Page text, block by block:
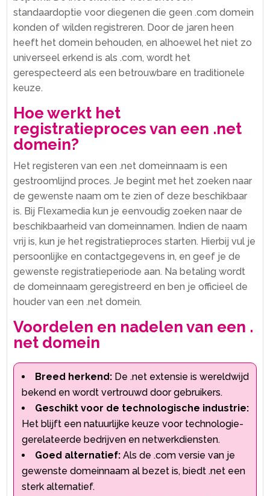
standaardoptie voor diegenen die geen .​com domein
konden of wilden registreren.​ Door de jaren heen
heeft het domein behouden, en alhoewel het niet zo
universeel erkend is als .​com, wordt het
gerespecteerd als een betrouwbare en traditionele
keuze.​
Hoe werkt het
registratieproces van een .​net
domein?
Het registeren van een .​net domeinnaam is een
gestroomlijnd proces.​ Je begint met het zoeken naar
de gewenste naam om te zien of deze beschikbaar
is.​ Bij Flexamedia kun je eenvoudig zoeken naar de
beschikbaarheid van domeinnamen.​ Indien de naam
vrij is, kun je het registratieproces starten.​ Hierbij vul je
persoonlijke en contactgegevens in, en geef je de
gewenste registratieperiode aan.​ Na betaling wordt
de domeinnaam geregistreerd en ben je officieel de
houder van een .​net domein.​
Voordelen en nadelen van een .​
net domein
Breed herkend: De .​net extensie is wereldwijd
bekend en wordt vertrouwd door gebruikers.​
Geschikt voor de technologische industrie:
Het blijft een natuurlijke keuze voor technologie-
gerelateerde bedrijven en netwerkdiensten.​
Goed alternatief: Als de .​com versie van je
gewenste domeinnaam al bezet is, biedt .​net een
sterk alternatief.​